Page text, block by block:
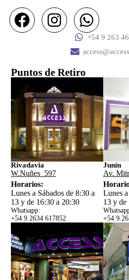
+54 9 263
Puntos de Retiro
Rivadavia
W.Nuñes 597
Horarios:
Lunes a Sábados de 8:30 a
13 y de 16:30 a 20:30
Whatsapp:
+54 9 2634 617852
Junín
Av.
Lunes
13 y de
+54 9